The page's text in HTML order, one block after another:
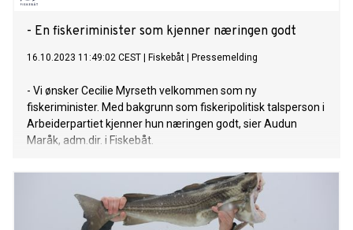
- En fiskeriminister som kjenner næringen godt
16.10.2023 11:49:02 CEST Fiskebåt Pressemelding
- Vi ønsker Cecilie Myrseth velkommen som ny
fiskeriminister. Med bakgrunn som fiskeripolitisk talsperson i
Arbeiderpartiet kjenner hun næringen godt, sier Audun
Maråk, adm.dir. i Fiskebåt.